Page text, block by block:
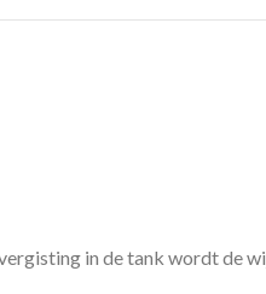
in de tank wordt de